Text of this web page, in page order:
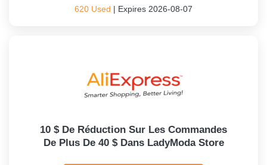
620 Used | Expires 2026-08-07
10 $ De Réduction Sur Les Commandes
De Plus De 40 $ Dans LadyModa Store